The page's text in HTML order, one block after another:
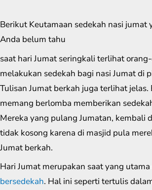
Berikut Keutamaan sedekah nasi jumat
Anda belum tahu
saat hari Jumat seringkali terlihat
melakukan sedekah bagi nasi Jumat di
Tulisan Jumat berkah juga terlihat jelas.
memang berlomba memberikan
Mereka yang pulang Jumatan, kembali
tidak kosong karena di masjid pula
Jumat berkah.
Hari Jumat merupakan saat yang
bersedekah. Hal ini seperti tertulis